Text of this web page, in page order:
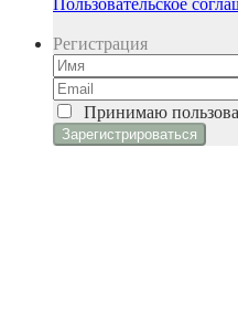
Пользовательское
Регистрация
Принимаю